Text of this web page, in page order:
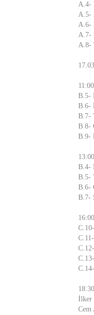
A.4-
A.5-
A.6-
A.7-
A.8-
B.5-
B.6-
B.7-
B 8-
B.9-
B.4-
B.5-
B.6-
B.7-
İlker
Cem